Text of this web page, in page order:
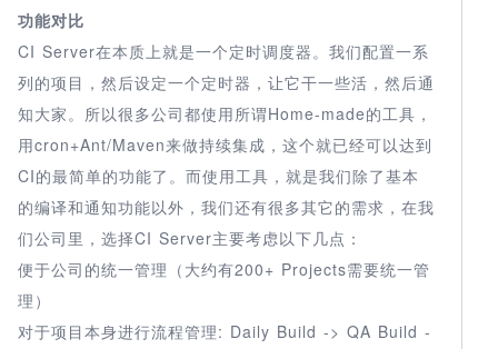
功能对比
CI Server在本质上就是一个定时调度器。我们配置一系
列的项目，然后设定一个定时器，让它干一些活，然后通
知大家。所以很多公司都使用所谓Home-made的工具，
用cron+Ant/Maven来做持续集成，这个就已经可以达到
CI的最简单的功能了。而使用工具，就是我们除了基本
的编译和通知功能以外，我们还有很多其它的需求，在我
们公司里，选择CI Server主要考虑以下几点：
便于公司的统一管理（大约有200+ Projects需要统一管
理）
对于项目本身进行流程管理: Daily Build -> QA Build -